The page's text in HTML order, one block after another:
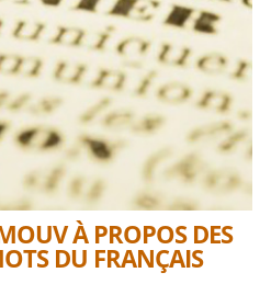
À PROPOS DES
DU FRANÇAIS